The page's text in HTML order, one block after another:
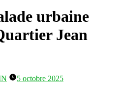
urbaine
Jean
5 octobre 2025